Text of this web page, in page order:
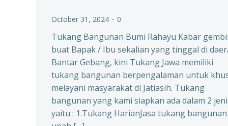
October 31, 2024 - 0
Tukang Bangunan Bumi Rahayu Kabar
buat Bapak / Ibu sekalian yang tinggal di
Bantar Gebang, kini Tukang Jawa memiliki
tukang bangunan berpengalaman untuk
melayani masyarakat di Jatiasih. Tukang
bangunan yang kami siapkan ada dalam 2
yaitu : 1.Tukang HarianJasa tukang bangunan